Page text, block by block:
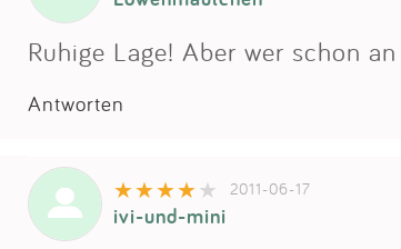
Ruhige Lage! Aber wer schon
Antworten
2011-06-17
ivi-und-mini